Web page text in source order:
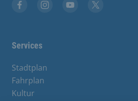
Services
Stadtplan
Fahrplan
Kultur